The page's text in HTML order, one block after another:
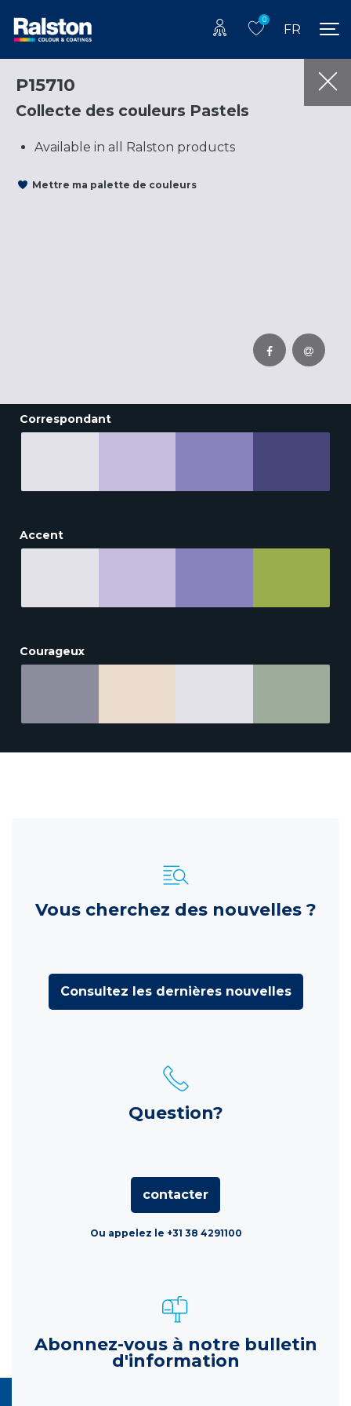
0
FR
P15710
Collecte des couleurs Pastels
Available in all Ralston products
Mettre ma palette de couleurs
Correspondant
Accent
Courageux
Vous cherchez des nouvelles ?
Consultez les dernières nouvelles
Question?
contacter
Ou appelez le +31 38 4291100
Abonnez-vous à notre bulletin
d'information